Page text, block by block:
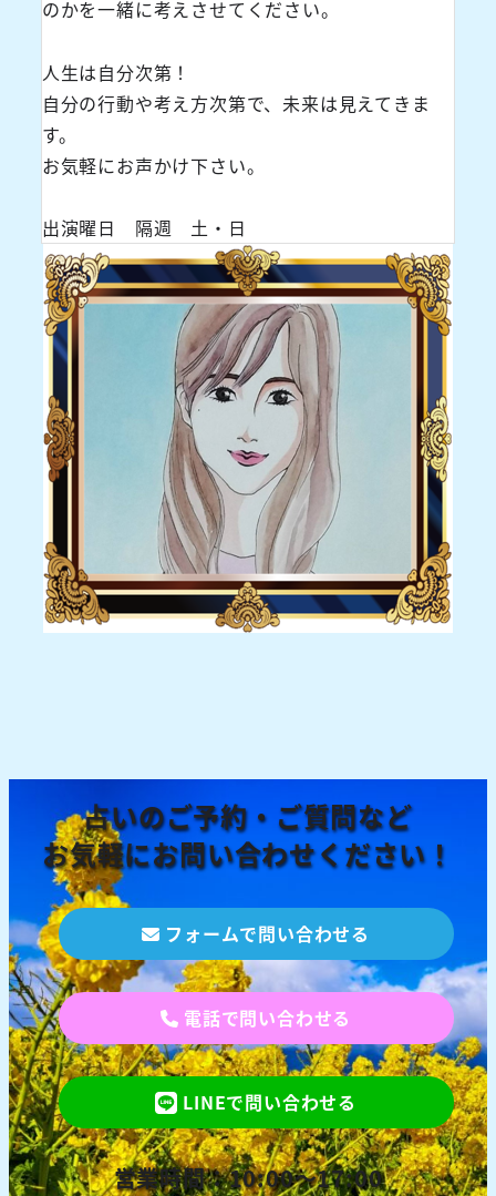
のかを一緒に考えさせてください。
人生は自分次第！
自分の行動や考え方次第で、未来は見えてきま
す。
お気軽にお声かけ下さい。
出演曜日 隔週 土・日
占いのご予約・ご質問など
お気軽にお問い合わせください！
フォームで問い合わせる
電話で問い合わせる
LINEで問い合わせる
営業時間：10:00～17:00